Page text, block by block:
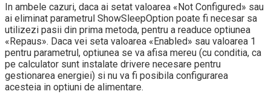
In ambele cazuri, daca ai setat valoarea «Not Configured» sau
ai eliminat parametrul ShowSleepOption poate fi necesar sa
utilizezi pasii din prima metoda, pentru a readuce optiunea
«Repaus». Daca vei seta valoarea «Enabled» sau valoarea 1
pentru parametrul, optiunea se va afisa mereu (cu conditia, ca
pe calculator sunt instalate drivere necesare pentru
gestionarea energiei) si nu va fi posibila configurarea
acesteia in optiuni de alimentare.